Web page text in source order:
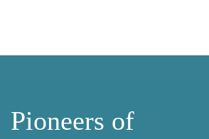
Pioneers of